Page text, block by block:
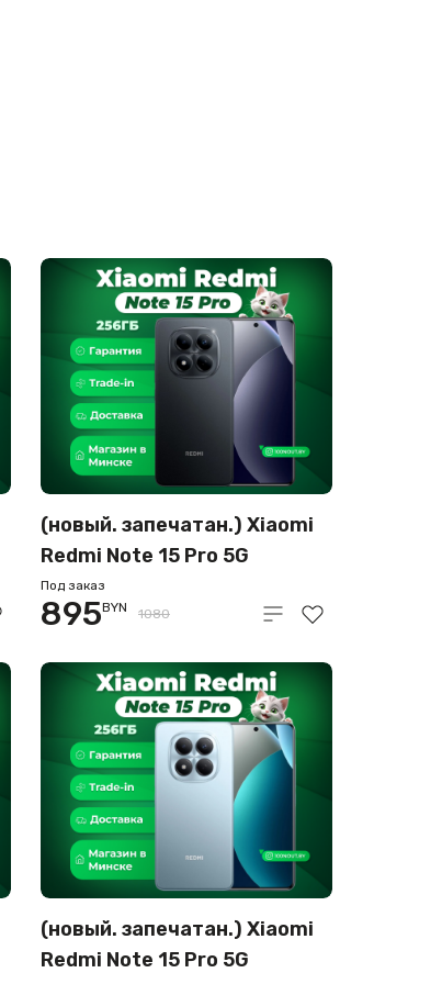
(новый. запечатан.) Xiaomi
Redmi Note 15 Pro 5G
8GB/256GB международная
версия (черный)
Под заказ
895BYN 1080
(новый. запечатан.) Xiaomi
Redmi Note 15 Pro 5G